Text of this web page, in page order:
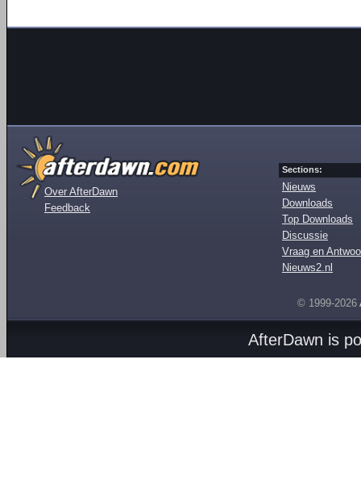
Over AfterDawn
Feedback
Sections:
Nieuws
Downloads
Top Downloads
Discussie
Vraag en
Nieuws2.nl
© 1999-2026
AfterDawn is